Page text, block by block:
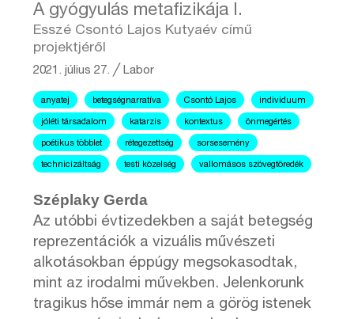
A gyógyulás metafizikája I.
Esszé Csontó Lajos Kutyaév című
projektjéről
2021. július 27. ╱Labor
anyatej betegségnarratíva Csontó Lajos individuum
jóléti társadalom katarzis kontextus önmegértés
poétikus többlet rétegezettség sorsesemény
technicizáltság testi közelség vallomásos szövegtöredék
Széplaky Gerda
Az utóbbi évtizedekben a saját betegség
reprezentációk a vizuális művészeti
alkotásokban éppúgy megsokasodtak,
mint az irodalmi művekben. Jelenkorunk
tragikus hőse immár nem a görög istenek